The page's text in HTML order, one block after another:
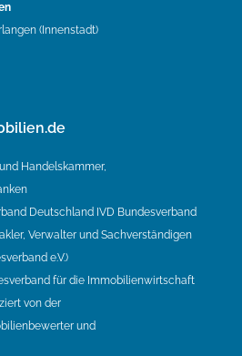
(Innenstadt)
Handelskammer,
Deutschland IVD Bundesverband
Verwalter und Sachverständigen
e.V.)
für die Immobilienwirtschaft
von der
und